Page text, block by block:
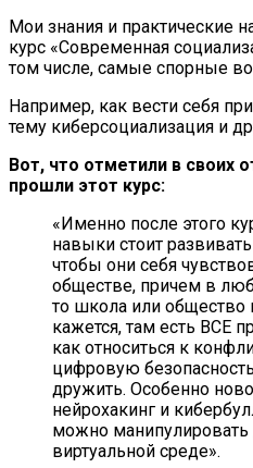
Мои знания и практические
курс «Современная
том числе, самые спорные
Например, как вести себя
тему киберсоциализация и
Вот, что отметили в своих
прошли этот курс:
«Именно после этого
навыки стоит
чтобы они себя
обществе, причем в
то школа или
кажется, там есть ВСЕ
как относиться к
цифровую
дружить. Особенно
нейрохакинг и
можно
виртуальной среде».